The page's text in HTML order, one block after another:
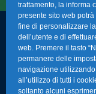
trattamento, la informa
presente sito web
fine di personalizzare
dell’utente e di
web. Premere il tasto
permanere delle
navigazione
all’utilizzo di tutti i
soltanto alcuni
Sede Nazionale
Indirizzo: Via S.
152 – 00184 Roma RM